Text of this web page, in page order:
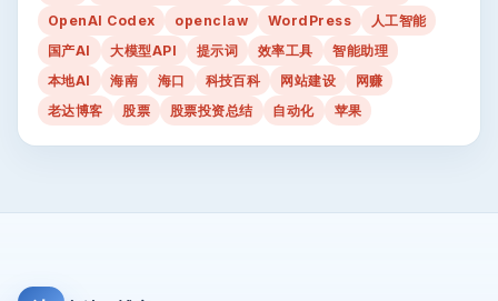
OpenAI Codex
openclaw WordPress
人工智能
国产AI
大模型API 提示词 效率工具
智能助理
本地AI
海南 海口 科技百科 网站建设
网赚
老达博客
股票 股票投资总结 自动化 苹果